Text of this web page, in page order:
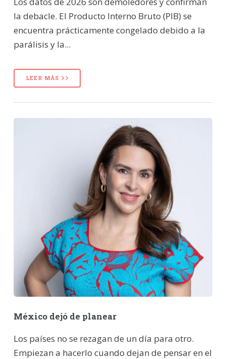
la debacle. El Producto Interno Bruto (PIB) se
encuentra prácticamente congelado debido a la
parálisis y la...
LEER MÁS
México dejó de planear
Los países no se rezagan de un día para otro.
Empiezan a hacerlo cuando dejan de pensar en el